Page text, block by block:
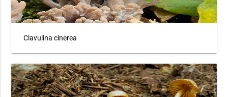
Clavulina cinerea